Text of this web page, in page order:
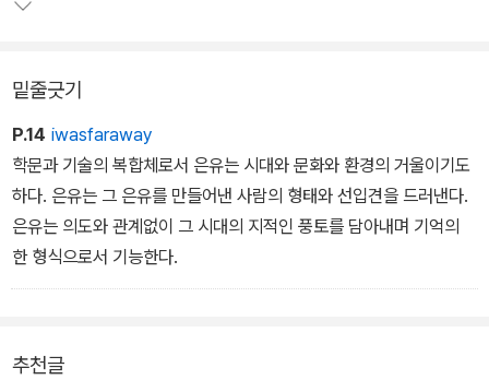
밑줄긋기
P.14 iwasfaraway
학문과 기술의 복합체로서 은유는 시대와 문화와 환경의 거울이기도
하다. 은유는 그 은유를 만들어낸 사람의 형태와 선입견을 드러낸다.
은유는 의도와 관계없이 그 시대의 지적인 풍토를 담아내며 기억의
한 형식으로서 기능한다.
추천글